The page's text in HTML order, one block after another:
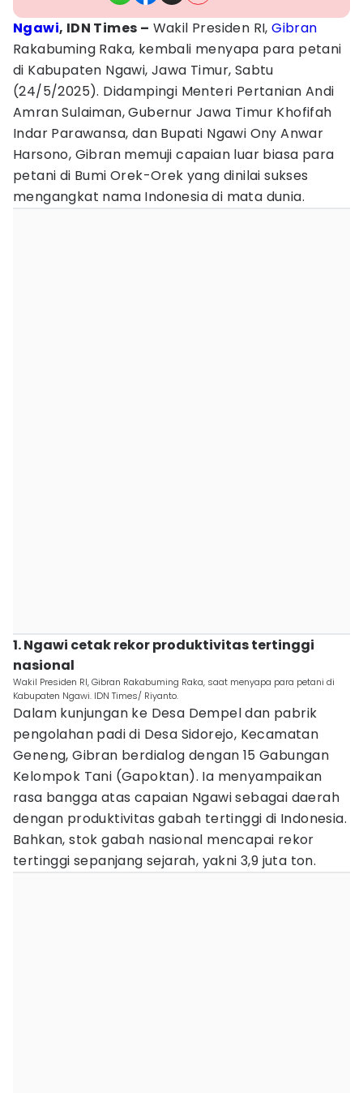
Ngawi, IDN Times – Wakil Presiden RI,Gibran
Rakabuming Raka, kembali menyapa para petani
di Kabupaten Ngawi, Jawa Timur, Sabtu
(24/5/2025). Didampingi Menteri Pertanian Andi
Amran Sulaiman, Gubernur Jawa Timur Khofifah
Indar Parawansa, dan Bupati Ngawi Ony Anwar
Harsono, Gibran memuji capaian luar biasa para
petani di Bumi Orek-Orek yang dinilai sukses
mengangkat nama Indonesia di mata dunia.
1. Ngawi cetak rekor produktivitas tertinggi
nasional
Wakil Presiden RI, Gibran Rakabuming Raka, saat menyapa para petani di
Kabupaten Ngawi. IDN Times/ Riyanto.
Dalam kunjungan ke Desa Dempel dan pabrik
pengolahan padi di Desa Sidorejo, Kecamatan
Geneng, Gibran berdialog dengan 15 Gabungan
Kelompok Tani (Gapoktan). Ia menyampaikan
rasa bangga atas capaian Ngawi sebagai daerah
dengan produktivitas gabah tertinggi di Indonesia.
Bahkan, stok gabah nasional mencapai rekor
tertinggi sepanjang sejarah, yakni 3,9 juta ton.